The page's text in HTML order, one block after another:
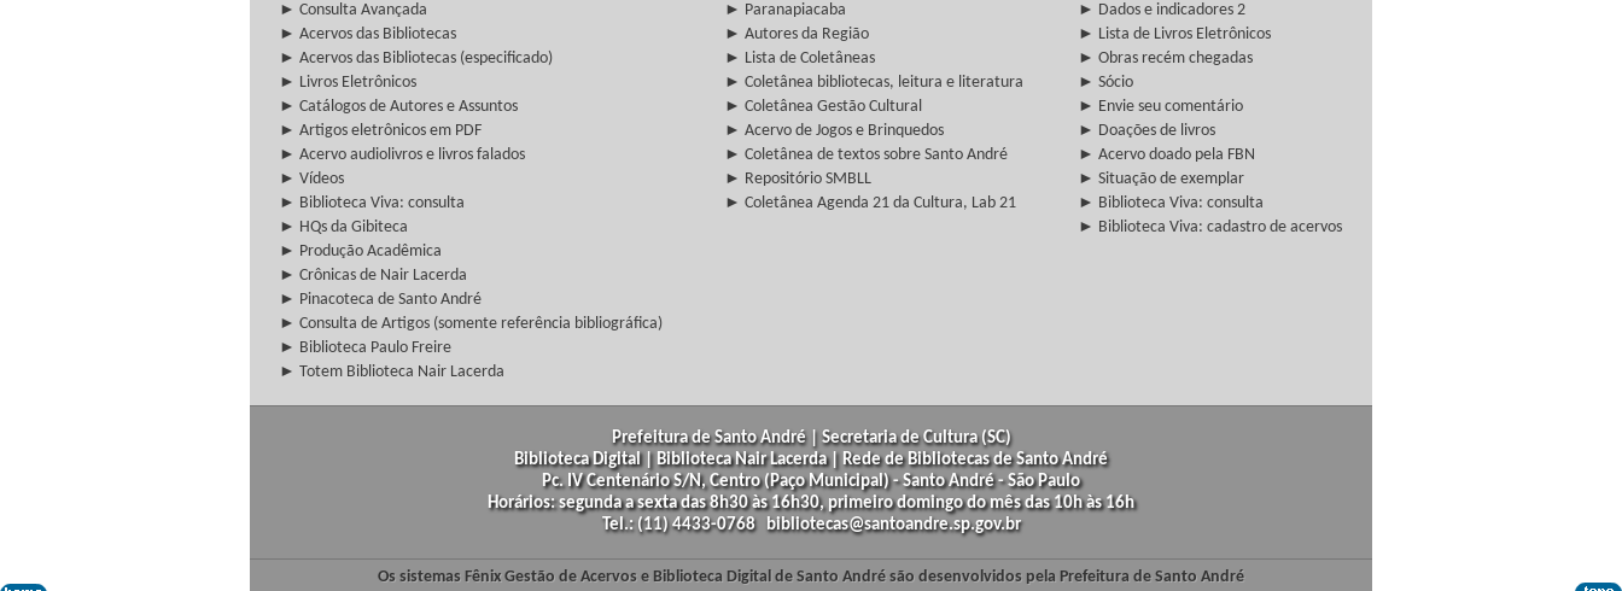
► Consulta Avançada
► Paranapiacaba
► Dados e indicadores 2
► Acervos das Bibliotecas
► Autores da Região
► Lista de Livros Eletrônicos
► Acervos das Bibliotecas (especificado)
► Lista de Coletâneas
► Obras recém chegadas
► Livros Eletrônicos
► Coletânea bibliotecas, leitura e literatura
► Sócio
► Catálogos de Autores e Assuntos
► Coletânea Gestão Cultural
► Envie seu comentário
► Artigos eletrônicos em PDF
► Acervo de Jogos e Brinquedos
► Doações de livros
► Acervo audiolivros e livros falados
► Coletânea de textos sobre Santo André
► Acervo doado pela FBN
► Vídeos
► Repositório SMBLL
► Situação de exemplar
► Biblioteca Viva: consulta
► Coletânea Agenda 21 da Cultura, Lab 21
► Biblioteca Viva: consulta
► HQs da Gibiteca
► Biblioteca Viva: cadastro de acervos
► Produção Acadêmica
► Crônicas de Nair Lacerda
► Pinacoteca de Santo André
► Consulta de Artigos (somente referência bibliográfica)
► Biblioteca Paulo Freire
► Totem Biblioteca Nair Lacerda
Prefeitura de Santo André | Secretaria de Cultura (SC)
Biblioteca Digital | Biblioteca Nair Lacerda | Rede de Bibliotecas de Santo André
Pc. IV Centenário S/N, Centro (Paço Municipal) - Santo André - São Paulo
Horários: segunda a sexta das 8h30 às 16h30, primeiro domingo do mês das 10h às 16h
Tel.: (11) 4433-0768 bibliotecas@santoandre.sp.gov.br
Os sistemas Fênix Gestão de Acervos e Biblioteca Digital de Santo André são desenvolvidos pela Prefeitura de Santo André